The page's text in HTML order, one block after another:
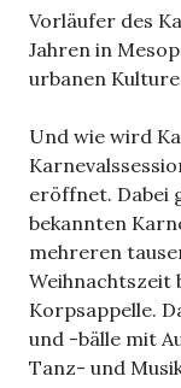
Vorläufer des
Jahren in
urbanen
Und wie wird
eröffnet. Dabei
bekannten
mehreren
Weihnachtszeit
Korpsappelle.
und -bälle mit
Tanz- und